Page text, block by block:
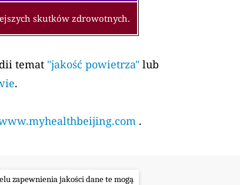
skutków zdrowotnych.
temat "jakość powietrza" lub
.
.
zapewnienia jakości dane te mogą